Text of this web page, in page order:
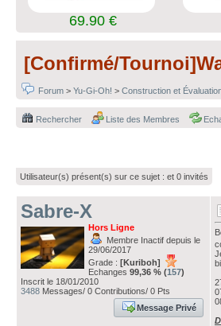
69.90 €
[Confirmé/
Forum > Yu-Gi-Oh! > Construction et
Rechercher Liste des Membres
Utilisateur(s) présent(s) sur ce sujet : et 0 invités
Sabre-X
Hors Ligne
Membre Inactif depuis le
29/06/2017
Grade : [Kuriboh]
Echanges 99,36 % (157)
Inscrit le 18/01/2010
3488 Messages/ 0 Contributions/ 0 Pts
Message Privé